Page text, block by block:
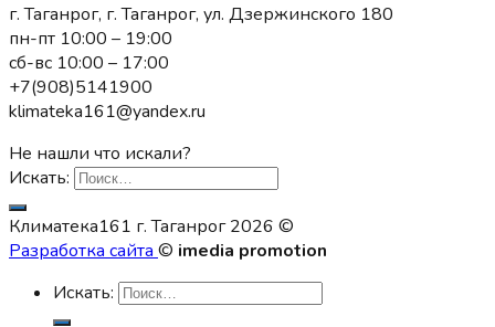
г. Таганрог, г. Таганрог, ул. Дзержинского 180
пн-пт 10:00 – 19:00
сб-вс 10:00 – 17:00
+7(908)5141900
klimateka161@yandex.ru
Не нашли что искали?
Искать:
Климатека161 г. Таганрог 2026 ©
Разработка сайта © imedia promotion
Искать: